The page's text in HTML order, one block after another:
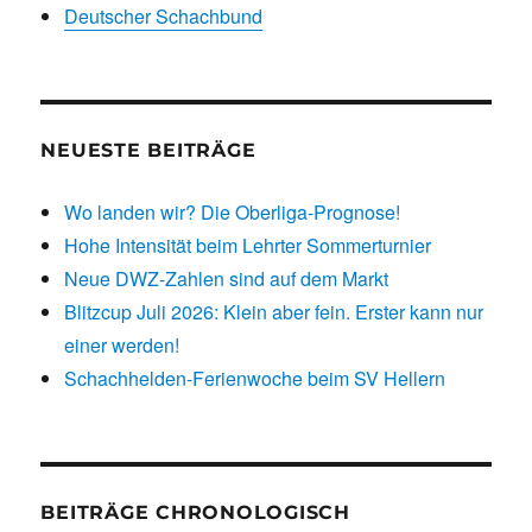
Deutscher Schachbund
NEUESTE BEITRÄGE
Wo landen wir? Die Oberliga-Prognose!
Hohe Intensität beim Lehrter Sommerturnier
Neue DWZ-Zahlen sind auf dem Markt
Blitzcup Juli 2026: Klein aber fein. Erster kann nur
einer werden!
Schachhelden-Ferienwoche beim SV Hellern
BEITRÄGE CHRONOLOGISCH